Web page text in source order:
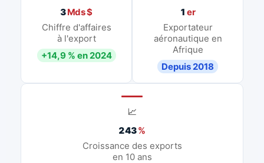
3Mds $
Chiffre d'affaires
à l'export
+14,9 % en 2024
1 er
Exportateur
aéronautique en
Afrique
Depuis 2018
📈
243%
Croissance des exports
en 10 ans